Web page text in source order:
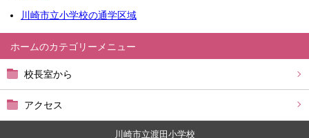
ホーム
校長室から
アクセス
川崎市立小学校の通学区域
川崎市立渡田小学校